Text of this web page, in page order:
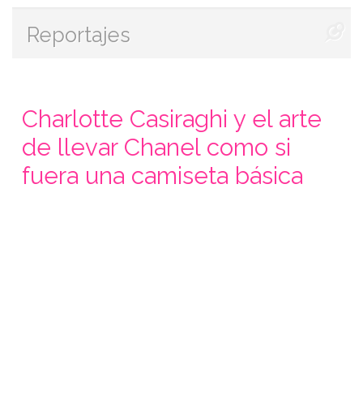
Reportajes
Charlotte Casiraghi y el arte
de llevar Chanel como si
fuera una camiseta básica